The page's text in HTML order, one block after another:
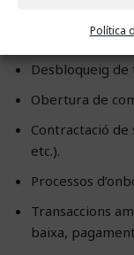
Política
Accés a
Desbloqueig
Obertura de
Contractació
etc.).
Processos
Transaccions
baixa,